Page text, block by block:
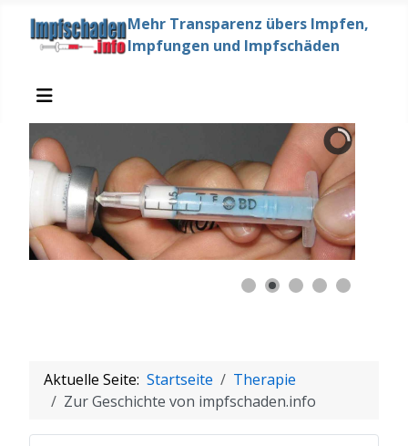
Mehr Transparenz übers Impfen,
Impfungen und Impfschäden
Aktuelle Seite: Startseite
Therapie
Zur Geschichte von impfschaden.info